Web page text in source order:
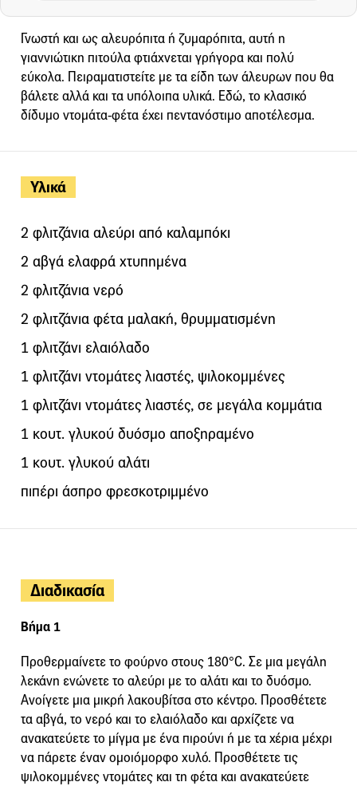
Υλικά
2 φλιτζάνια αλεύρι από καλαμπόκι
2 αβγά ελαφρά χτυπημένα
2 φλιτζάνια νερό
2 φλιτζάνια φέτα μαλακή, θρυμματισμένη
1 φλιτζάνι ελαιόλαδο
1 φλιτζάνι ντομάτες λιαστές, ψιλοκομμένες
1 φλιτζάνι ντομάτες λιαστές, σε μεγάλα κομμάτια
1 κουτ. γλυκού δυόσμο αποξηραμένο
1 κουτ. γλυκού αλάτι
πιπέρι άσπρο φρεσκοτριμμένο
Γνωστή και ως αλευρόπιτα ή ζυμαρόπιτα, αυτή η
γιαννιώτικη πιτούλα φτιάχνεται γρήγορα και πολύ
εύκολα. Πειραματιστείτε με τα είδη των άλευρων που θα
βάλετε αλλά και τα υπόλοιπα υλικά. Εδώ, το κλασικό
δίδυμο ντομάτα-φέτα έχει πεντανόστιμο αποτέλεσμα.
Διαδικασία
Βήμα 1
Προθερμαίνετε το φούρνο στους 180°C. Σε μια μεγάλη
λεκάνη ενώνετε το αλεύρι με το αλάτι και το δυόσμο.
Ανοίγετε μια μικρή λακουβίτσα στο κέντρο. Προσθέτετε
τα αβγά, το νερό και το ελαιόλαδο και αρχίζετε να
ανακατεύετε το μίγμα με ένα πιρούνι ή με τα χέρια μέχρι
να πάρετε έναν ομοιόμορφο χυλό. Προσθέτετε τις
ψιλοκομμένες ντομάτες και τη φέτα και ανακατεύετε